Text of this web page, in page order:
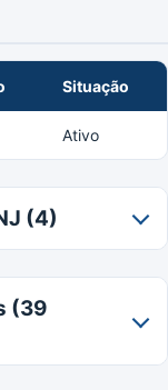
Situação
Ativo
(4)
(39